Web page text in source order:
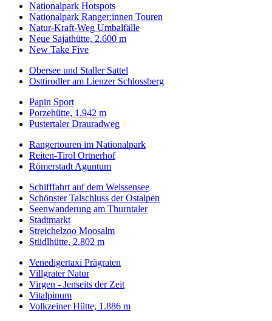
Nationalpark Hotspots
Nationalpark Ranger:innen Touren
Natur-Kraft-Weg Umbalfälle
Neue Sajathütte, 2.600 m
New Take Five
Obersee und Staller Sattel
Osttirodler am Lienzer Schlossberg
Papin Sport
Porzehütte, 1.942 m
Pustertaler Drauradweg
Rangertouren im Nationalpark
Reiten-Tirol Ortnerhof
Römerstadt Aguntum
Schifffahrt auf dem Weissensee
Schönster Talschluss der Ostalpen
Seenwanderung am Thurntaler
Stadtmarkt
Streichelzoo Moosalm
Stüdlhütte, 2.802 m
Venedigertaxi Prägraten
Villgrater Natur
Virgen - Jenseits der Zeit
Vitalpinum
Volkzeiner Hütte, 1.886 m